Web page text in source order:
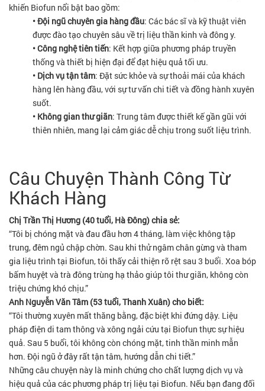
khiến Biofun nổi bật bao gồm:
• Đội ngũ chuyên gia hàng đầu: Các bác sĩ và kỹ thuật viên
được đào tạo chuyên sâu về trị liệu thần kinh và đông y.
• Công nghệ tiên tiến: Kết hợp giữa phương pháp truyền
thống và thiết bị hiện đại để đạt hiệu quả tối ưu.
• Dịch vụ tận tâm: Đặt sức khỏe và sự thoải mái của khách
hàng lên hàng đầu, với sự tư vấn chi tiết và đồng hành xuyên
suốt.
• Không gian thư giãn: Trung tâm được thiết kế gần gũi với
thiên nhiên, mang lại cảm giác dễ chịu trong suốt liệu trình.
Câu Chuyện Thành Công Từ
Khách Hàng
Chị Trần Thị Hương (40 tuổi, Hà Đông) chia sẻ:
“Tôi bị chóng mặt và đau đầu hơn 4 tháng, làm việc không tập
trung, đêm ngủ chập chờn. Sau khi thử ngâm chân gừng và tham
gia liệu trình tại Biofun, tôi thấy cải thiện rõ rệt sau 3 buổi. Xoa bóp
bấm huyệt và trà đông trùng hạ thảo giúp tôi thư giãn, không còn
triệu chứng khó chịu.”
Anh Nguyễn Văn Tâm (53 tuổi, Thanh Xuân) cho biết:
“Tôi thường xuyên mất thăng bằng, đặc biệt khi đứng dậy. Liệu
pháp điện di tam thông và xông ngải cứu tại Biofun thực sự hiệu
quả. Sau 5 buổi, tôi không còn chóng mặt, tinh thần minh mẫn
hơn. Đội ngũ ở đây rất tận tâm, hướng dẫn chi tiết.”
Những câu chuyện này là minh chứng cho chất lượng dịch vụ và
hiệu quả của các phương pháp trị liệu tại Biofun. Nếu bạn đang đối